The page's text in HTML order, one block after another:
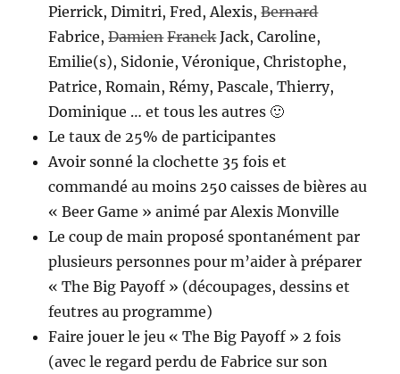
Pierrick, Dimitri, Fred, Alexis,Bernard
Fabrice,Damien FranckJack, Caroline,
Emilie(s), Sidonie, Véronique, Christophe,
Patrice, Romain, Rémy, Pascale, Thierry,
Dominique … et tous les autres 🙂
Le taux de 25% de participantes
Avoir sonné la clochette 35 fois et
commandé au moins 250 caisses de bières au
« Beer Game » animé par Alexis Monville
Le coup de main proposé spontanément par
plusieurs personnes pour m’aider à préparer
« The Big Payoff » (découpages, dessins et
feutres au programme)
Faire jouer le jeu « The Big Payoff » 2 fois
(avec le regard perdu de Fabrice sur son